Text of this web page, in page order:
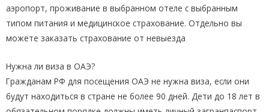
аэропорт, проживание в выбранном отеле с выбранным
типом питания и медицинское страхование. Отдельно вы
можете заказать страхование от невыезда
Нужна ли виза в ОАЭ?
Гражданам РФ для посещения ОАЭ не нужна виза, если они
будут находиться в стране не более 90 дней. Дети до 18 лет в